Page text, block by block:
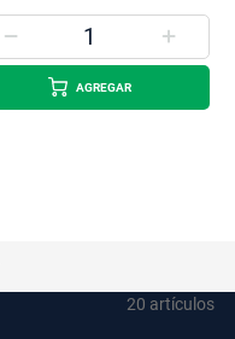
20 artículos
AGREGAR